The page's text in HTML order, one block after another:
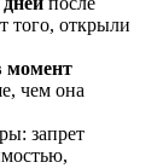
того, открыли
момент
чем она
запрет